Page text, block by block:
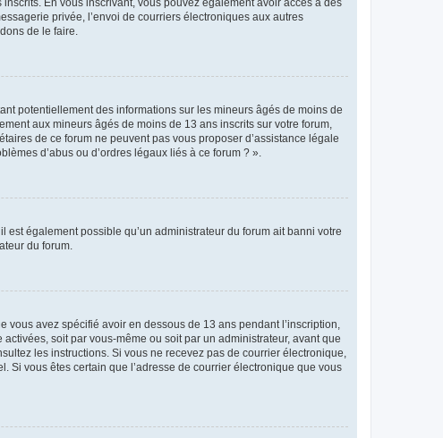
privée, l’envoi de courriers électroniques aux autres
de le faire.
potentiellement des informations sur les mineurs âgés de moins de
aux mineurs âgés de moins de 13 ans inscrits sur votre forum,
de ce forum ne peuvent pas vous proposer d’assistance légale
d’abus ou d’ordres légaux liés à ce forum ? ».
est également possible qu’un administrateur du forum ait banni votre
du forum.
avez spécifié avoir en dessous de 13 ans pendant l’inscription,
soit par vous-même ou soit par un administrateur, avant que
les instructions. Si vous ne recevez pas de courrier électronique,
vous êtes certain que l’adresse de courrier électronique que vous